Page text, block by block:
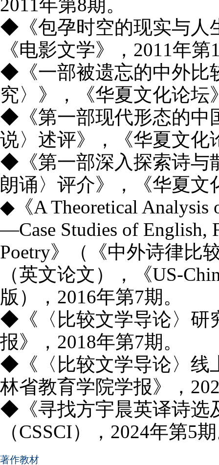
2011年第8期。
◆《包孕时空的现实与人
《电影文学》， 2011年第
◆《一部被遗忘的中外比
究〉》，《华夏文化论坛
◆《第一部现代形态的
说〉述评》，《华夏文化
◆《第一部深入探索诗
朗诵〉评介》，《华夏文
◆《A Theoretical Analysis
—Case Studies of English,
Poetry》（《中外诗律比
（英文论文），《US-
版）， 2016年第7期。
◆《〈比较文学导论〉研
报》， 2018年第7期。
◆《〈比较文学导论〉线
林省教育学院学报》，
◆ 《寻找方宇晨英译诗
（CSSCI），2024年第5
著作教材